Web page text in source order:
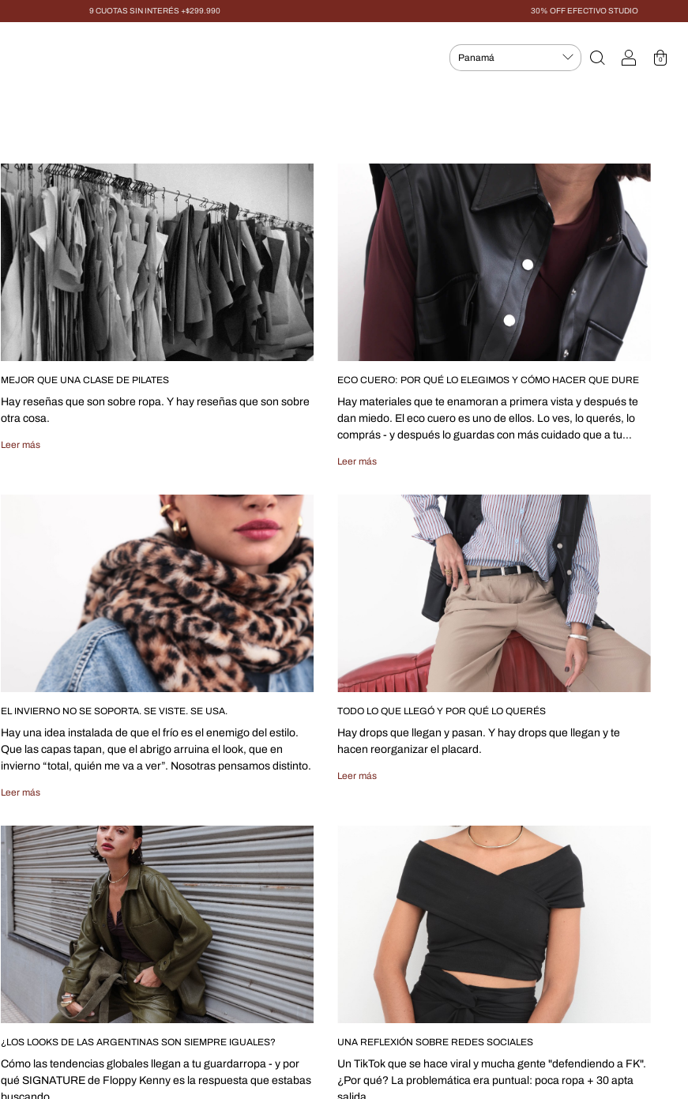
9 CUOTAS SIN INTERÉS +$299.990 30% OFF EFECTIVO STUDIO
0
MEJOR QUE UNA CLASE DE PILATES
Hay reseñas que son sobre ropa. Y hay reseñas que son sobre
otra cosa.
Leer más
ECO CUERO: POR QUÉ LO ELEGIMOS Y CÓMO HACER QUE DURE
Hay materiales que te enamoran a primera vista y después te
dan miedo. El eco cuero es uno de ellos. Lo ves, lo querés, lo
comprás - y después lo guardas con más cuidado que a tu
Leer más
EL INVIERNO NO SE SOPORTA. SE VISTE. SE USA.
Hay una idea instalada de que el frío es el enemigo del estilo.
Que las capas tapan, que el abrigo arruina el look, que en
invierno “total, quién me va a ver”. Nosotras pensamos distinto.
Leer más
TODO LO QUE LLEGÓ Y POR QUÉ LO QUERÉS
Hay drops que llegan y pasan. Y hay drops que llegan y te
hacen reorganizar el placard.
Leer más
¿LOS LOOKS DE LAS ARGENTINAS SON SIEMPRE IGUALES?
Cómo las tendencias globales llegan a tu guardarropa - y por
qué SIGNATURE de Floppy Kenny es la respuesta que estabas
UNA REFLEXIÓN SOBRE REDES SOCIALES
Un TikTok que se hace viral y mucha gente "defendiendo a FK".
¿Por qué? La problemática era puntual: poca ropa + 30 apta